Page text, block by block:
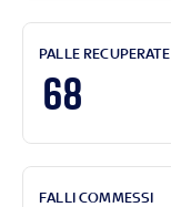
PALLE RECUPERATE
68
FALLI COMMESSI